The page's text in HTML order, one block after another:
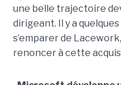
une belle trajectoire
dirigeant. Il y a
s’emparer de
renoncer à cette